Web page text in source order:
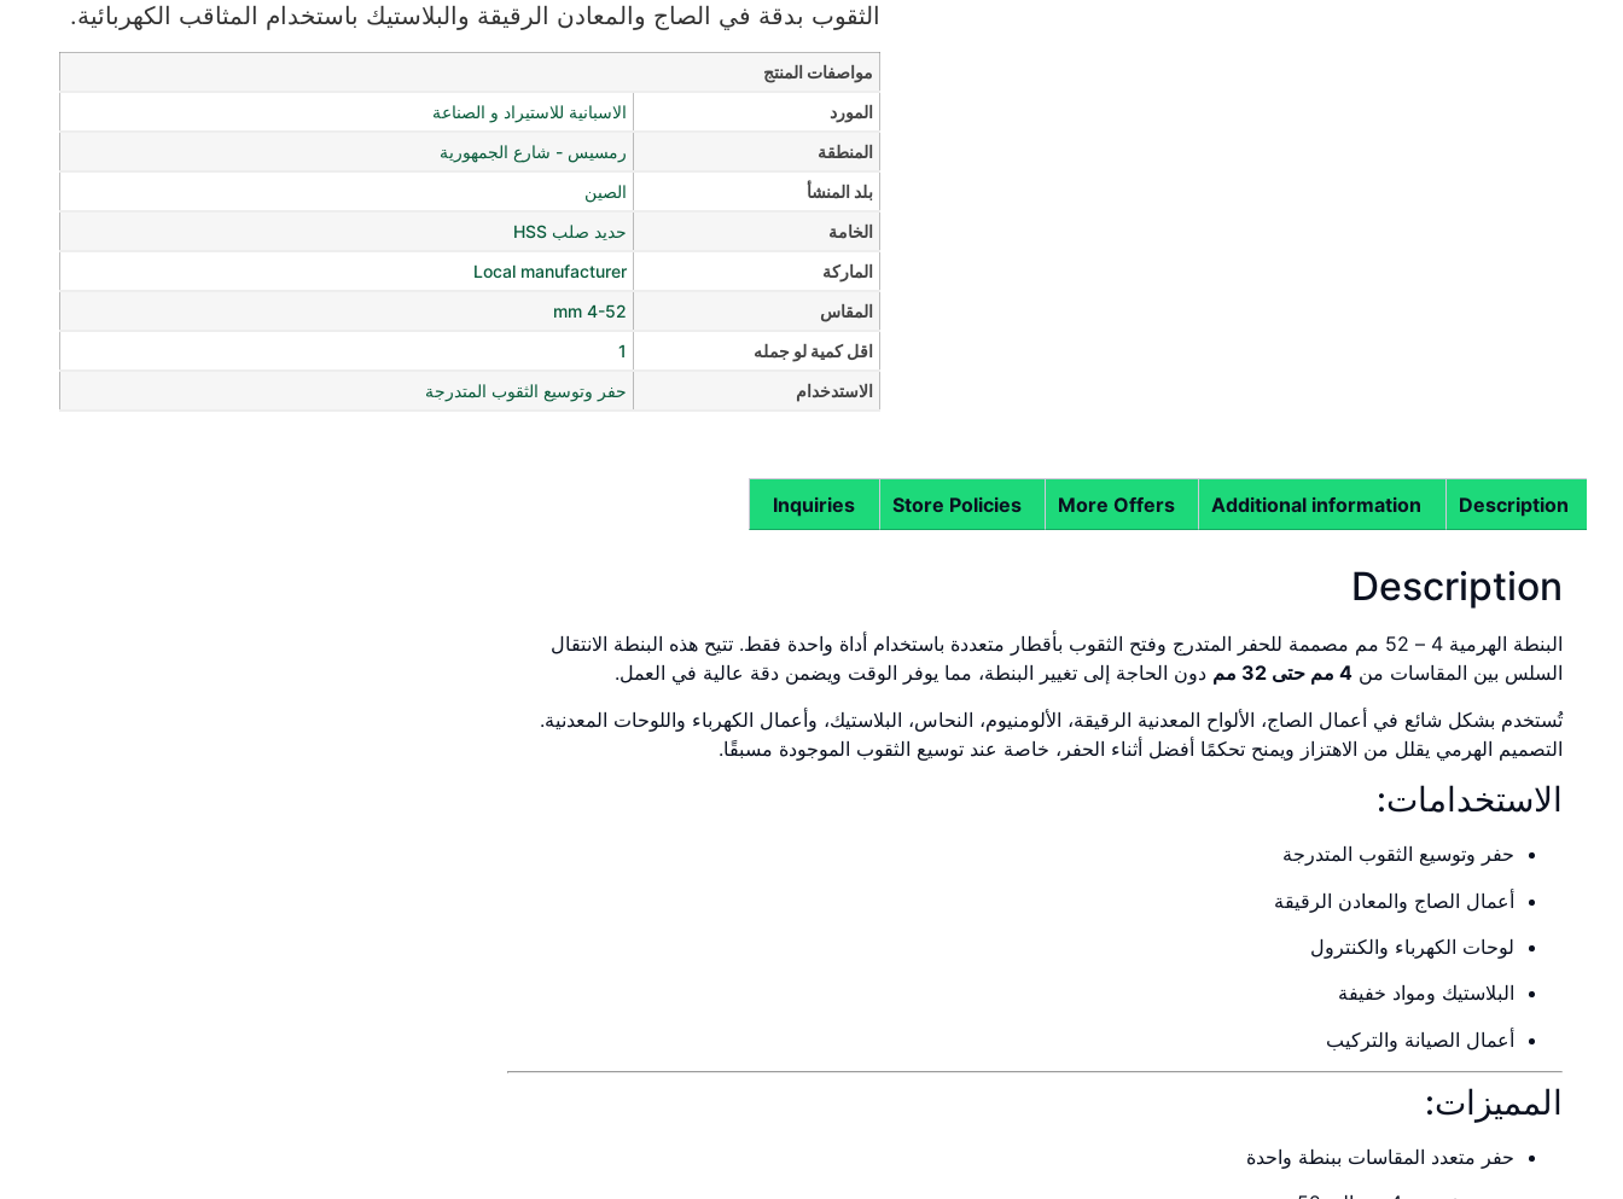
الثقوب بدقة في الصاج والمعادن الرقيقة والبلاستيك باستخدام المثاقب الكهربائية.
مواصفات المنتج
المورد
الاسبانية للاستيراد و الصناعة
المنطقة
رمسيس - شارع الجمهورية
بلد المنشأ
الصين
الخامة
حديد صلب HSS
الماركة
Local manufacturer
المقاس
4-52 mm
اقل كمية لو جمله
1
الاستدخدام
حفر وتوسيع الثقوب المتدرجة
Description
Additional information
More Offers
Store Policies
Inquiries
Description
البنطة الهرمية 4 – 52 مم مصممة للحفر المتدرج وفتح الثقوب بأقطار متعددة باستخدام أداة واحدة فقط. تتيح هذه البنطة الانتقال
السلس بين المقاسات من 4 مم حتى 32 مم
دون الحاجة إلى تغيير البنطة، مما يوفر الوقت ويضمن دقة عالية في العمل.
تُستخدم بشكل شائع في أعمال الصاج، الألواح المعدنية الرقيقة، الألومنيوم، النحاس، البلاستيك، وأعمال الكهرباء واللوحات المعدنية.
التصميم الهرمي يقلل من الاهتزاز ويمنح تحكمًا أفضل أثناء الحفر، خاصة عند توسيع الثقوب الموجودة مسبقًا.
الاستخدامات:
حفر وتوسيع الثقوب المتدرجة
أعمال الصاج والمعادن الرقيقة
لوحات الكهرباء والكنترول
البلاستيك ومواد خفيفة
أعمال الصيانة والتركيب
المميزات:
حفر متعدد المقاسات ببنطة واحدة